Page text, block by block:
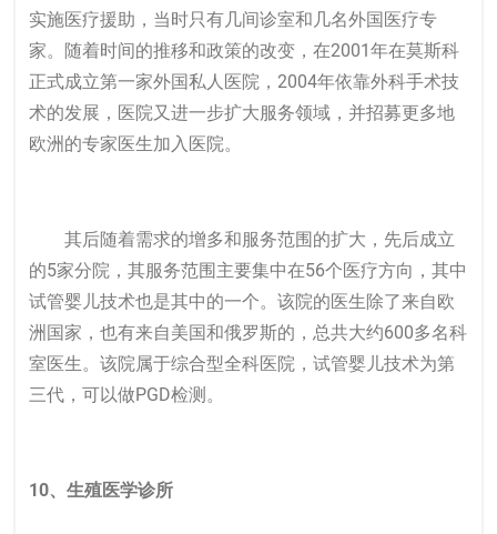
实施医疗援助，当时只有几间诊室和几名外国医疗专
家。随着时间的推移和政策的改变，在2001年在莫斯科
正式成立第一家外国私人医院，2004年依靠外科手术技
术的发展，医院又进一步扩大服务领域，并招募更多地
欧洲的专家医生加入医院。
其后随着需求的增多和服务范围的扩大，先后成立
的5家分院，其服务范围主要集中在56个医疗方向，其中
试管婴儿技术也是其中的一个。该院的医生除了来自欧
洲国家，也有来自美国和俄罗斯的，总共大约600多名科
室医生。该院属于综合型全科医院，试管婴儿技术为第
三代，可以做PGD检测。
10、生殖医学诊所